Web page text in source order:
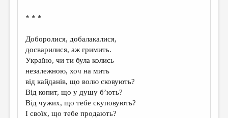
СТРАНИЦЫ ПАМЯТИ
ОБЪЯВЛЕНИЯ
КОЛОНКА РЕДАКТОРА
РЕДКОЛЛЕГИЯ
ОТ РЕДАКЦИИ
МАЛАЯ ПРОЗА
* * *
Доборолися, добалакалися,
досварилися, аж гримить.
Україно, чи ти була колись
незалежною, хоч на мить
від кайданів, що волю сковують?
Від копит, що у душу б’ють?
Від чужих, що тебе скуповують?
І своїх, що тебе продають?